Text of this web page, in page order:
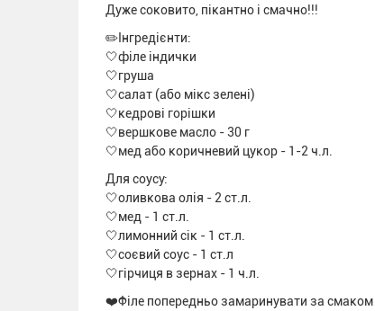
Дуже соковито, пікантно і смачно!!!
✏️Інгредієнти:
🤍філе індички
🤍груша
🤍салат (або мікс зелені)
🤍кедрові горішки
🤍вершкове масло - 30 г
🤍мед або коричневий цукор - 1-2 ч.л.
Для соусу:
🤍оливкова олія - 2 ст.л.
🤍мед - 1 ст.л.
🤍лимонний сік - 1 ст.л.
🤍соєвий соус - 1 ст.л
🤍гірчиця в зернах - 1 ч.л.
❤️Філе попередньо замаринувати за смаком